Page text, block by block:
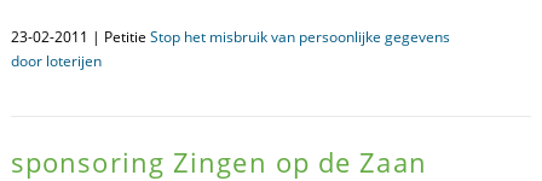
23-02-2011 | Petitie Stop het misbruik van persoonlijke gegevens
door loterijen
sponsoring Zingen op de Zaan